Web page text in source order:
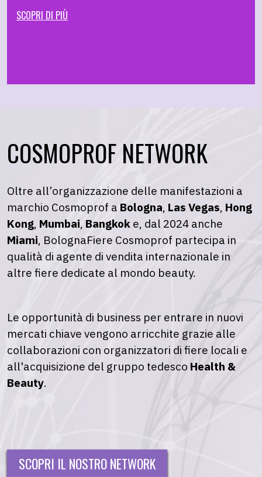
SCOPRI DI PIÙ
COSMOPROF NETWORK
Oltre all’organizzazione delle manifestazioni a
marchio Cosmoprof a Bologna, Las Vegas, Hong
Kong, Mumbai, Bangkok e, dal 2024 anche
Miami, BolognaFiere Cosmoprof partecipa in
qualità di agente di vendita internazionale in
altre fiere dedicate al mondo beauty.
Le opportunità di business per entrare in nuovi
mercati chiave vengono arricchite grazie alle
collaborazioni con organizzatori di fiere locali e
all'acquisizione del gruppo tedesco Health &
Beauty.
SCOPRI IL NOSTRO NETWORK